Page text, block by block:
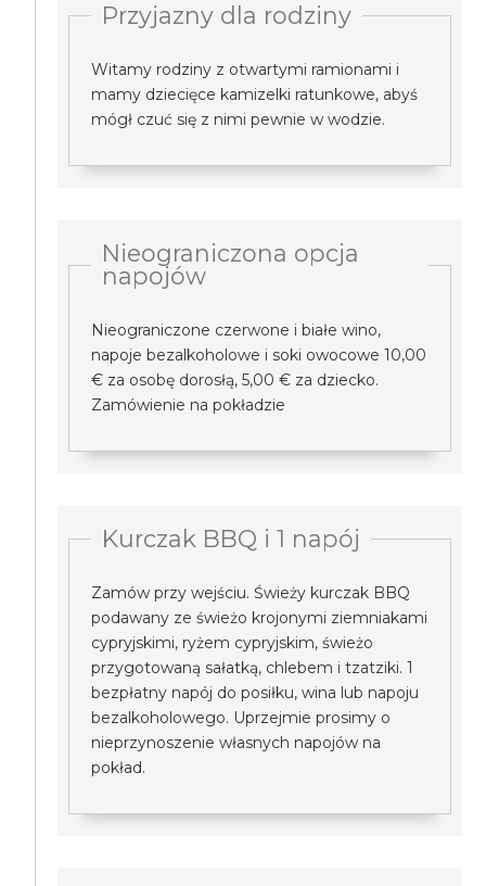
Przyjazny dla rodziny
Witamy rodziny z otwartymi ramionami i
mamy dziecięce kamizelki ratunkowe, abyś
mógł czuć się z nimi pewnie w wodzie.
Nieograniczona opcja
napojów
Nieograniczone czerwone i białe wino,
napoje bezalkoholowe i soki owocowe 10,00
€ za osobę dorosłą, 5,00 € za dziecko.
Zamówienie na pokładzie
Kurczak BBQ i 1 napój
Zamów przy wejściu. Świeży kurczak BBQ
podawany ze świeżo krojonymi ziemniakami
cypryjskimi, ryżem cypryjskim, świeżo
przygotowaną sałatką, chlebem i tzatziki. 1
bezpłatny napój do posiłku, wina lub napoju
bezalkoholowego. Uprzejmie prosimy o
nieprzynoszenie własnych napojów na
pokład.